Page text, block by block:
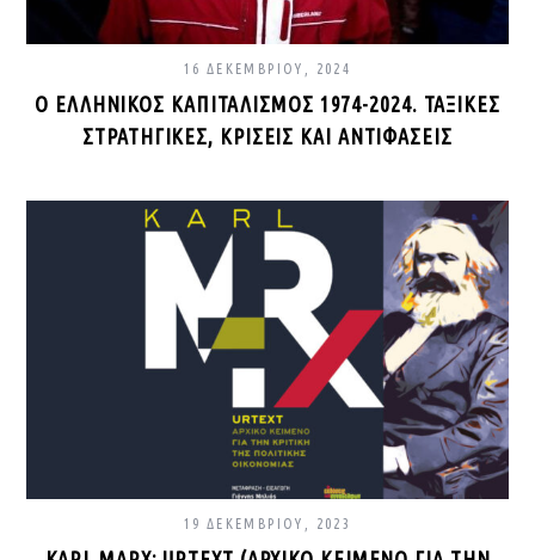
16 ΔΕΚΕΜΒΡΊΟΥ, 2024
Ο ΕΛΛΗΝΙΚΌΣ ΚΑΠΙΤΑΛΙΣΜΌΣ 1974-2024. ΤΑΞΙΚΈΣ
ΣΤΡΑΤΗΓΙΚΈΣ, ΚΡΊΣΕΙΣ ΚΑΙ ΑΝΤΙΦΆΣΕΙΣ
19 ΔΕΚΕΜΒΡΊΟΥ, 2023